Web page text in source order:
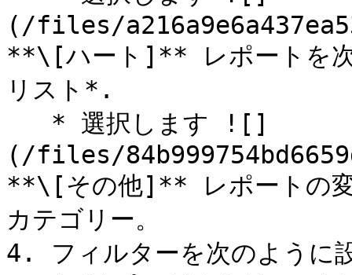
(/files/
**\[ハート]** レポートを次
リスト*.
(/files/
**\[その他]** レポートの変
カテゴリー。
4. フィルターを次のように